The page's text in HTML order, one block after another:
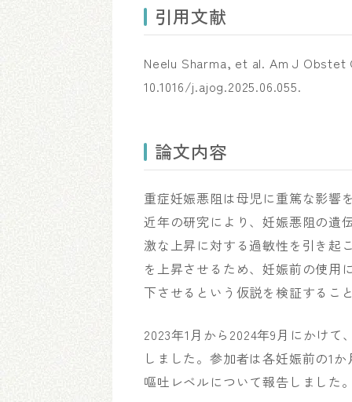
引用文献
Neelu Sharma, et al. Am J Obstet
10.1016/j.ajog.2025.06.055.
論文内容
重症妊娠悪阻は母児に重篤な影響
近年の研究により、妊娠悪阻の遺
激な上昇に対する過敏性を引き起
を上昇させるため、妊娠前の使用
下させるという仮説を検証するこ
2023年1月から2024年9月にかけ
しました。参加者は各妊娠前の1
嘔吐レベルについて報告しました